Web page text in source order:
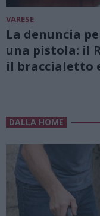
VARESE
La denuncia
una pistola: il
il braccialetto
DALLA HOME